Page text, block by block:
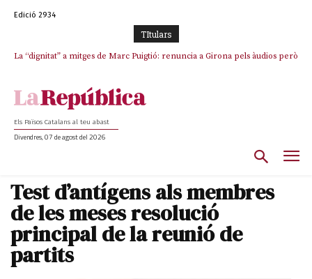
Edició 2934
TItulars
La “dignitat” a mitges de Marc Puigtió: renuncia a Girona pels àudios però
Els Països Catalans al teu abast
Divendres, 07 de agost del 2026
Test d’antígens als membres
de les meses resolució
principal de la reunió de
partits